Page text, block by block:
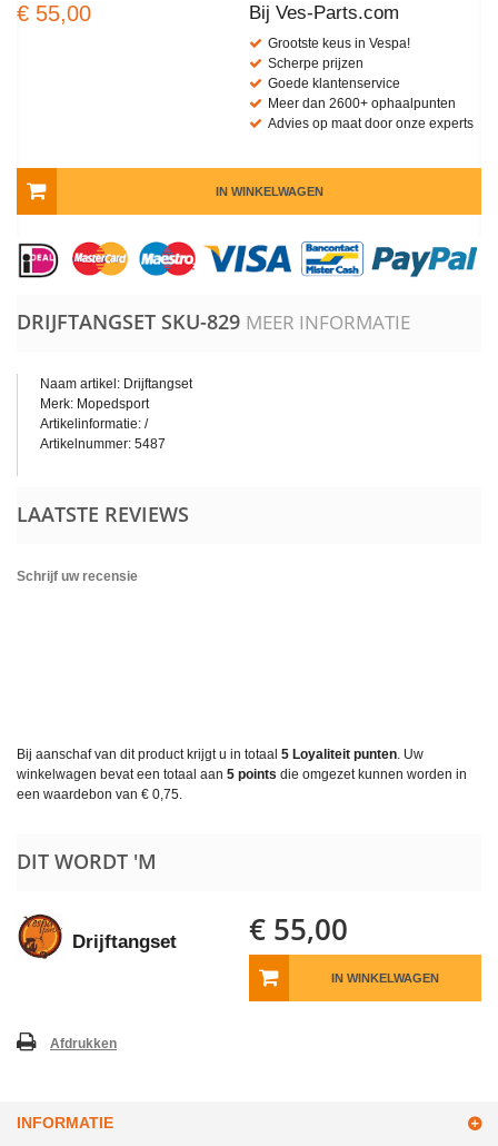
€ 55,00 Bij Ves-Parts.com
Grootste keus in Vespa!
Scherpe prijzen
Goede klantenservice
Meer dan 2600+ ophaalpunten
Advies op maat door onze experts
IN WINKELWAGEN
DRIJFTANGSET SKU-829 MEER INFORMATIE
Naam artikel: Drijftangset
Merk: Mopedsport
Artikelinformatie: /
Artikelnummer: 5487
LAATSTE REVIEWS
Schrijf uw recensie
Bij aanschaf van dit product krijgt u in totaal 5 Loyaliteit punten. Uw
winkelwagen bevat een totaal aan 5 points die omgezet kunnen worden in
een waardebon van € 0,75.
DIT WORDT 'M
Drijftangset € 55,00
IN WINKELWAGEN
Afdrukken
INFORMATIE